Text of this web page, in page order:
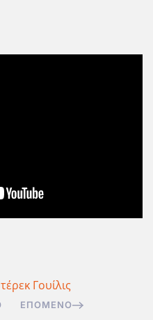
Γουίλις
ΕΠΌΜΕΝΟ